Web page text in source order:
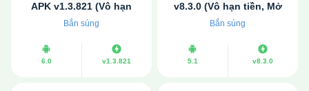
APK v1.3.821 (Vô hạn
tiền, Bất tử, Menu)
Bắn súng
6.0 v1.3.821
v8.3.0 (Vô hạn tiền, Mở
khóa)
Bắn súng
5.1 v8.3.0